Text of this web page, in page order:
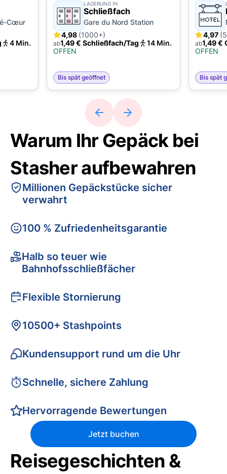
Cœur
4 Min.
LAGERUNG IN
Schließfach
Gare du Nord Station
4,98 (1000+)
ab1,49 € Schließfach/Tag
14 Min.
OFFEN
Bis spät geöffnet
4,97
ab1,49 €
OFFEN
Bis spät
Warum Ihr Gepäck bei
Stasher aufbewahren
Millionen Gepäckstücke sicher
verwahrt
100 % Zufriedenheitsgarantie
Halb so teuer wie
Bahnhofsschließfächer
Flexible Stornierung
10500+ Stashpoints
Kundensupport rund um die Uhr
Schnelle, sichere Zahlung
Hervorragende Bewertungen
Jetzt buchen
Reisegeschichten &